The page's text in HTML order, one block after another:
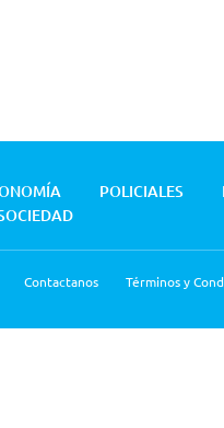
POLICIALES
Contactanos Términos y